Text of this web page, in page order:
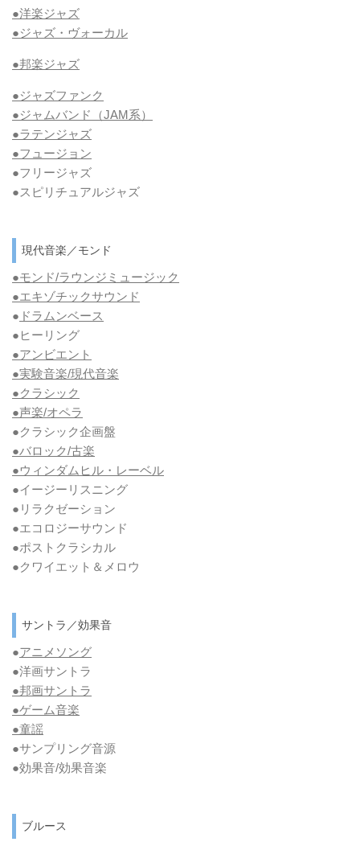
●洋楽ジャズ
●ジャズ・ヴォーカル
●邦楽ジャズ
●ジャズファンク
●ジャムバンド（JAM系）
●ラテンジャズ
●フュージョン
●フリージャズ
●スピリチュアルジャズ
現代音楽／モンド
●モンド/ラウンジミュージック
●エキゾチックサウンド
● ドラムンベース
●ヒーリング
●アンビエント
●実験音楽/現代音楽
●クラシック
●声楽/オペラ
●クラシック企画盤
●バロック/古楽
●ウィンダムヒル・レーベル
●イージーリスニング
●リラクゼーション
●エコロジーサウンド
●ポストクラシカル
●クワイエット＆メロウ
サントラ／効果音
●アニメソング
●洋画サントラ
●邦画サントラ
●ゲーム音楽
●童謡
●サンプリング音源
●効果音/効果音楽
ブルース